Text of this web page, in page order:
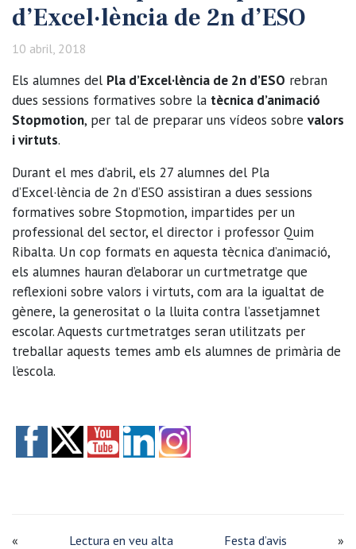
d’Excel·lència de 2n d’ESO
10 abril, 2018
Els alumnes del Pla d’Excel·lència de 2n d’ESO rebran
dues sessions formatives sobre la tècnica d’animació
Stopmotion, per tal de preparar uns vídeos sobre valors
i virtuts.
Durant el mes d’abril, els 27 alumnes del Pla
d’Excel·lència de 2n d’ESO assistiran a dues sessions
formatives sobre Stopmotion, impartides per un
professional del sector, el director i professor Quim
Ribalta. Un cop formats en aquesta tècnica d’animació,
els alumnes hauran d’elaborar un curtmetratge que
reflexioni sobre valors i virtuts, com ara la igualtat de
gènere, la generositat o la lluita contra l’assetjamnet
escolar. Aquests curtmetratges seran utilitzats per
treballar aquests temes amb els alumnes de primària de
l’escola.
« Lectura en veu alta Festa d’avis »